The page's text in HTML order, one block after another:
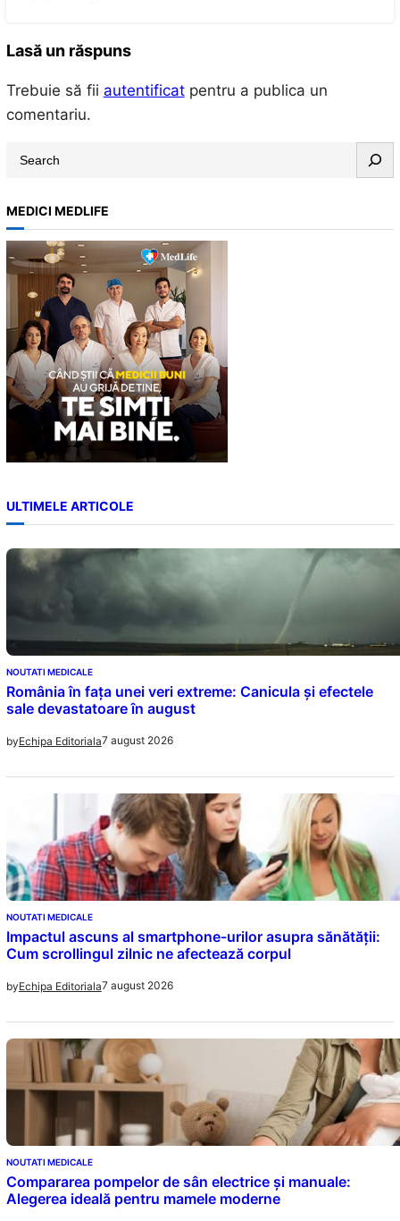
Lasă un răspuns
Trebuie să fii autentificatpentru a publica un
comentariu.
r
c
h
MEDICI MEDLIFE
ULTIMELE ARTICOLE
NOUTATI MEDICALE
România în fața unei veri extreme: Canicula și efectele
sale devastatoare în august
byEchipa Editoriala7 august 2026
NOUTATI MEDICALE
Impactul ascuns al smartphone-urilor asupra sănătății:
Cum scrollingul zilnic ne afectează corpul
byEchipa Editoriala7 august 2026
NOUTATI MEDICALE
Compararea pompelor de sân electrice și manuale:
Alegerea ideală pentru mamele moderne